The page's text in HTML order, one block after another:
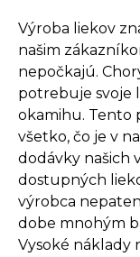
Výroba liekov
našim
nepočkajú.
potrebuje svoje
okamihu. Tento
všetko, čo je v
dodávky našich
dostupných
výrobca
dobe mnohým
Vysoké náklady